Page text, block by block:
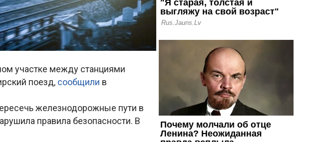
участке между станциями
поезд, сообщили в
железнодорожные пути в
правила безопасности. В